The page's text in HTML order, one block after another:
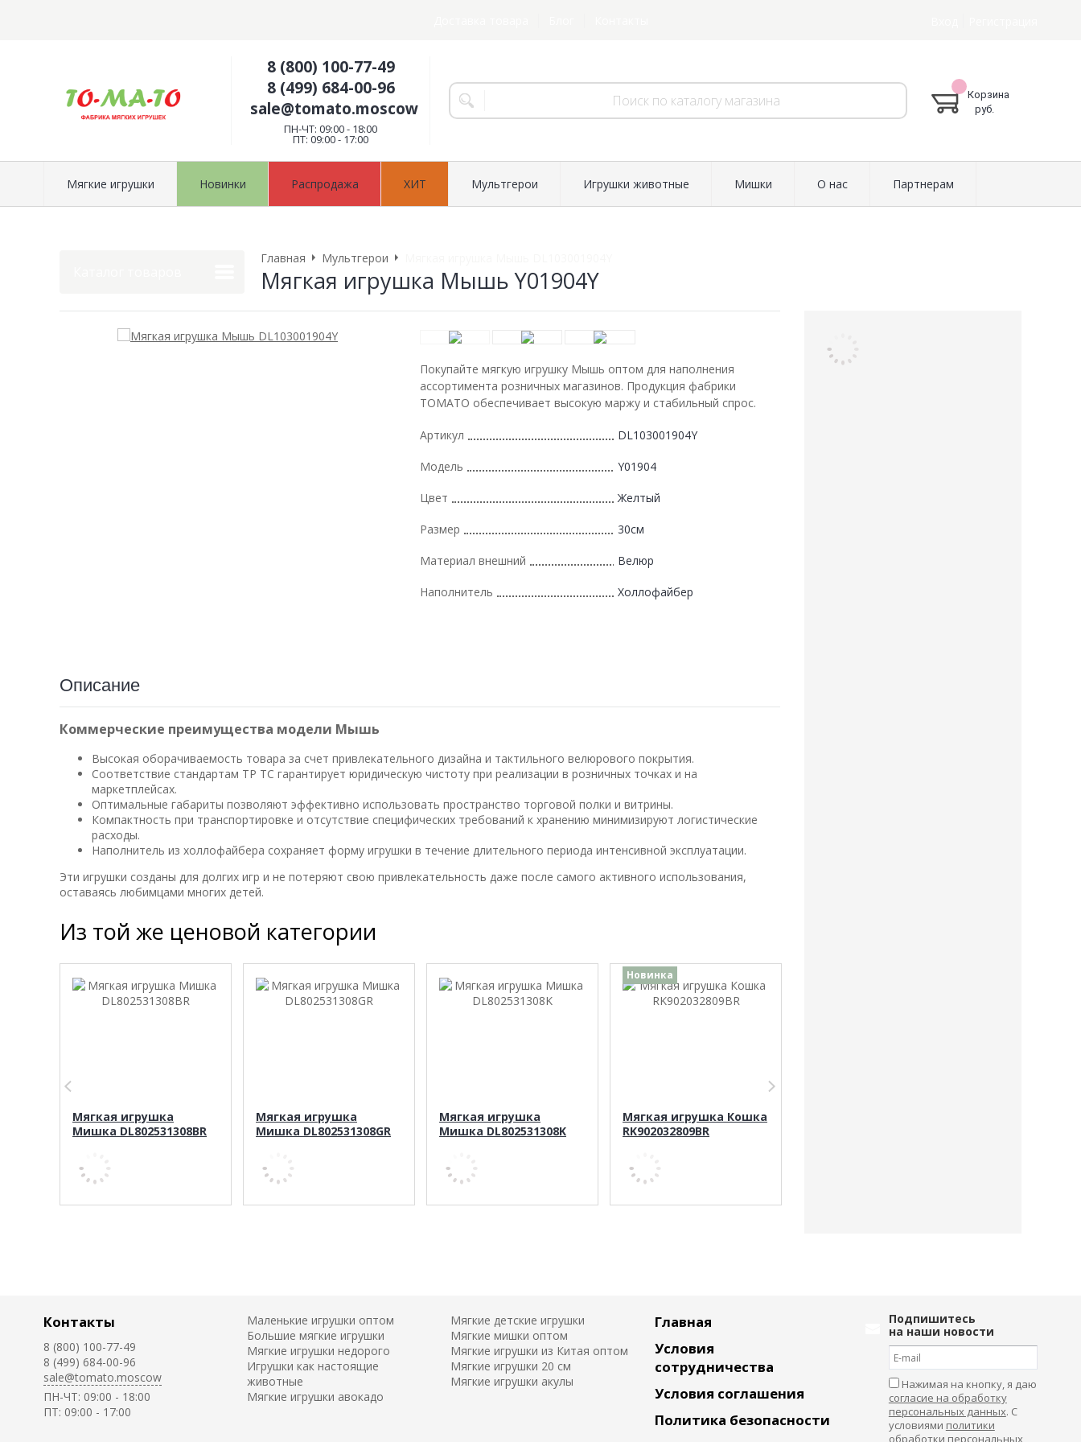
8 (800) 100-77-49
8 (499) 684-00-96
sale@tomato.moscow
ПН-ЧТ: 09:00 - 18:00
ПТ: 09:00 - 17:00
Корзина
руб.
Мягкие игрушки Новинки Распродажа ХИТ Мультгерои Игрушки животные Мишки О нас Партнерам
Главная Мультгерои
Мягкая игрушка Мышь Y01904Y
Покупайте мягкую игрушку Мышь оптом для наполнения
ассортимента розничных магазинов. Продукция фабрики
ТОМАТО обеспечивает высокую маржу и стабильный спрос.
Артикул DL103001904Y
Модель Y01904
Цвет Желтый
Размер 30см
Материал внешний Велюр
Наполнитель Холлофайбер
Описание
Коммерческие преимущества модели Мышь
Высокая оборачиваемость товара за счет привлекательного дизайна и тактильного велюрового покрытия.
Соответствие стандартам ТР ТС гарантирует юридическую чистоту при реализации в розничных точках и на
маркетплейсах.
Оптимальные габариты позволяют эффективно использовать пространство торговой полки и витрины.
Компактность при транспортировке и отсутствие специфических требований к хранению минимизируют логистические
расходы.
Наполнитель из холлофайбера сохраняет форму игрушки в течение длительного периода интенсивной эксплуатации.
Эти игрушки созданы для долгих игр и не потеряют свою привлекательность даже после самого активного использования,
оставаясь любимцами многих детей.
Из той же ценовой категории
Мягкая игрушка
Мишка DL802531308BR
Мягкая игрушка
Мишка DL802531308GR
Мягкая игрушка
Мишка DL802531308K
Новинка
Мягкая игрушка Кошка
RK902032809BR
Контакты
8 (800) 100-77-49
8 (499) 684-00-96
sale@tomato.moscow
ПН-ЧТ: 09:00 - 18:00
ПТ: 09:00 - 17:00
Маленькие игрушки оптом
Большие мягкие игрушки
Мягкие игрушки недорого
Игрушки как настоящие
животные
Мягкие игрушки авокадо
Мягкие детские игрушки
Мягкие мишки оптом
Мягкие игрушки из Китая оптом
Мягкие игрушки 20 см
Мягкие игрушки акулы
Главная
Условия
сотрудничества
Условия соглашения
Политика безопасности
Подпишитесь
на наши новости
Нажимая на кнопку, я даю
согласие на обработку
персональных данных. С
условиями политики
обработки персональных